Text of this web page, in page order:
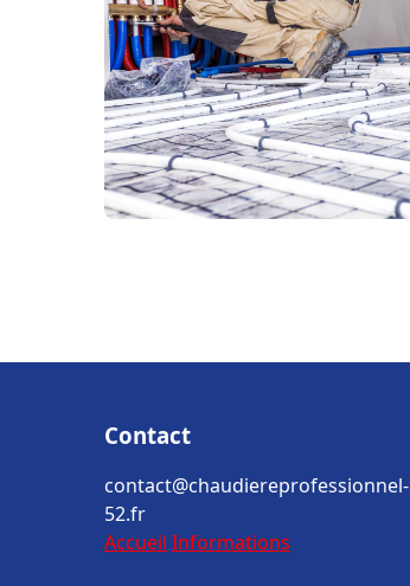
Contact
contact@chaudiereprofessionnel-
52.fr
Accueil Informations